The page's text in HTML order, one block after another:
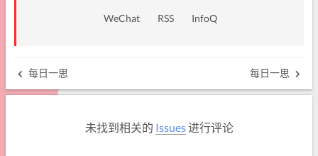
WeChat RSS InfoQ
每日一思 每日一思
未找到相关的 Issues进行评论